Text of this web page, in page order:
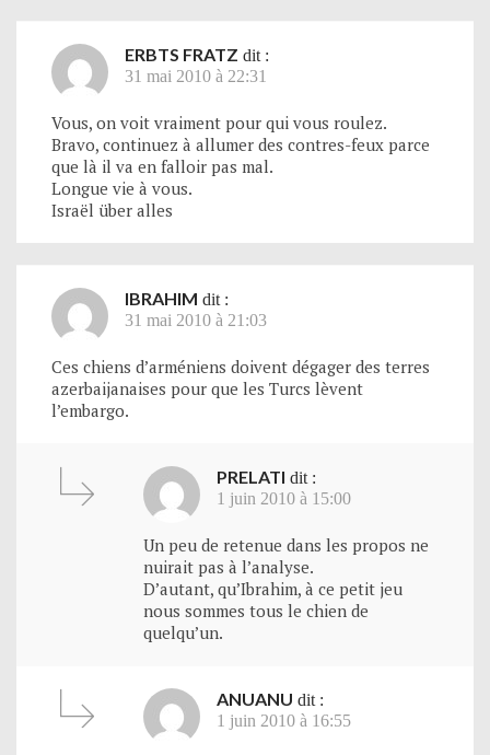
ERBTS FRATZ dit :
31 mai 2010 à 22:31
Vous, on voit vraiment pour qui vous roulez.
Bravo, continuez à allumer des contres-feux parce
que là il va en falloir pas mal.
Longue vie à vous.
Israël über alles
IBRAHIM dit :
31 mai 2010 à 21:03
Ces chiens d’arméniens doivent dégager des terres
azerbaijanaises pour que les Turcs lèvent
l’embargo.
PRELATI dit :
1 juin 2010 à 15:00
Un peu de retenue dans les propos ne
nuirait pas à l’analyse.
D’autant, qu’Ibrahim, à ce petit jeu
nous sommes tous le chien de
quelqu’un.
ANUANU dit :
1 juin 2010 à 16:55